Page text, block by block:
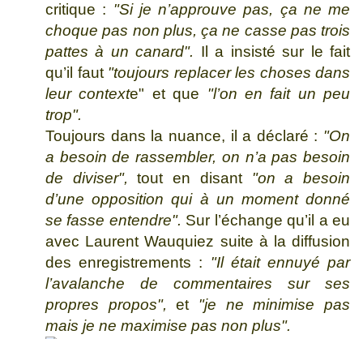
critique : "Si je n’approuve pas, ça ne me
choque pas non plus, ça ne casse pas trois
pattes à un canard". Il a insisté sur le fait
qu’il faut "toujours replacer les choses dans
leur contexte" et que "l’on en fait un peu
trop".
Toujours dans la nuance, il a déclaré : "On
a besoin de rassembler, on n’a pas besoin
de diviser", tout en disant
"on a besoin
d’une opposition qui à un moment donné
se fasse entendre". Sur l’échange qu’il a eu
avec Laurent Wauquiez suite à la diffusion
des enregistrements : "Il était ennuyé par
l’avalanche de commentaires sur ses
propres propos",et
"je ne minimise pas
mais je ne maximise pas non plus".